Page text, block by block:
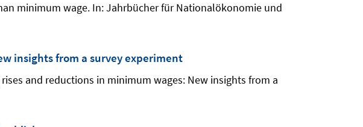
minimum wage. In: Jahrbücher für Nationalökonomie und
insights from a survey experiment
and reductions in minimum wages: New insights from a